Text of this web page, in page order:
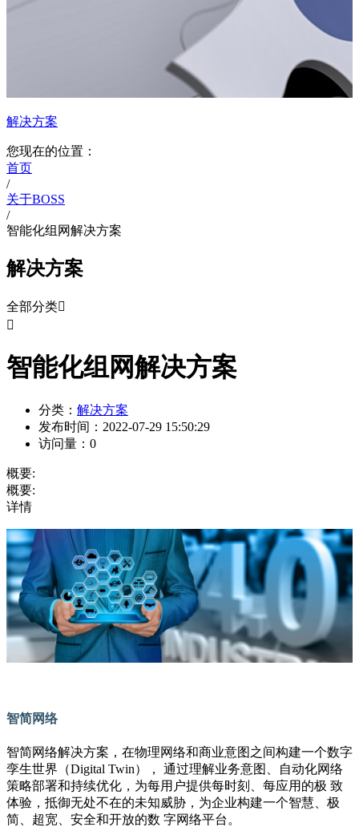
解决方案
您现在的位置：
首页
/
关于BOSS
/
智能化组网解决方案
解决方案
全部分类

智能化组网解决方案
分类： 解决方案
发布时间： 2022-07-29 15:50:29
访问量： 0
概要:
概要:
详情
智简网络
智简网络解决方案，在物理网络和商业意图之间构建一个数字
孪生世界（Digital Twin）， 通过理解业务意图、自动化网络
策略部署和持续优化，为每用户提供每时刻、每应用的极 致
体验，抵御无处不在的未知威胁，为企业构建一个智慧、极
简、超宽、安全和开放的数 字网络平台。